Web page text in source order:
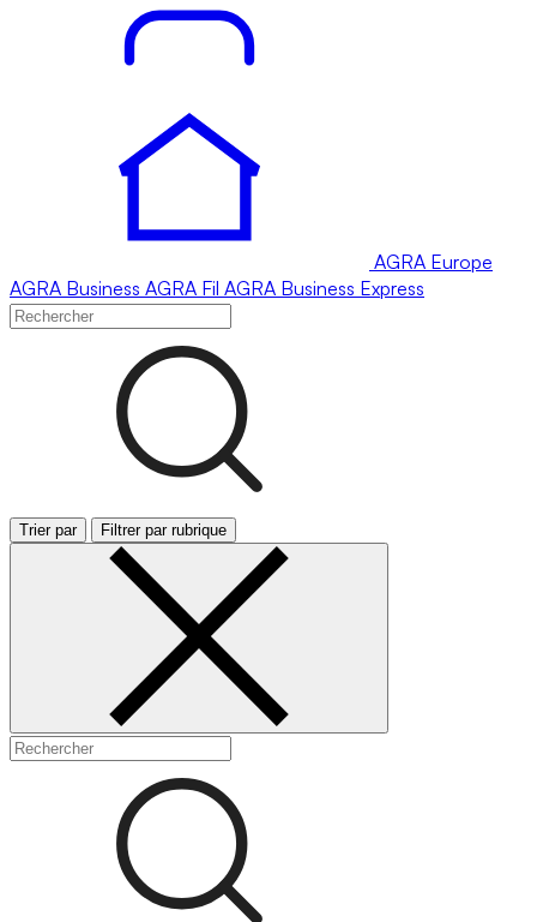
AGRA Europe
AGRA Business AGRA Fil AGRA Business Express
Trier par Filtrer par rubrique